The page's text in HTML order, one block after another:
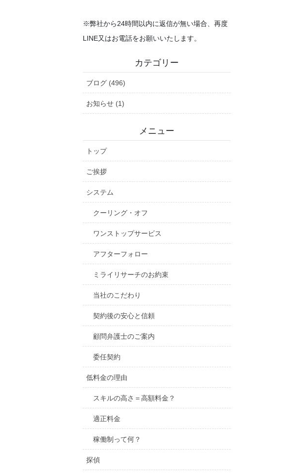
※弊社から24時間以内に返信が無い場合、再度
LINE又はお電話をお願いいたします。
カテゴリー
ブログ (496)
お知らせ (1)
メニュー
トップ
ご挨拶
システム
クーリング・オフ
ワンストップサービス
アフターフォロー
ミライリサーチのお約束
当社のこだわり
契約後の安心と信頼
顧問弁護士のご案内
委任契約
低料金の理由
スキルの高さ＝高額料金？
適正料金
稼働制って何？
探偵